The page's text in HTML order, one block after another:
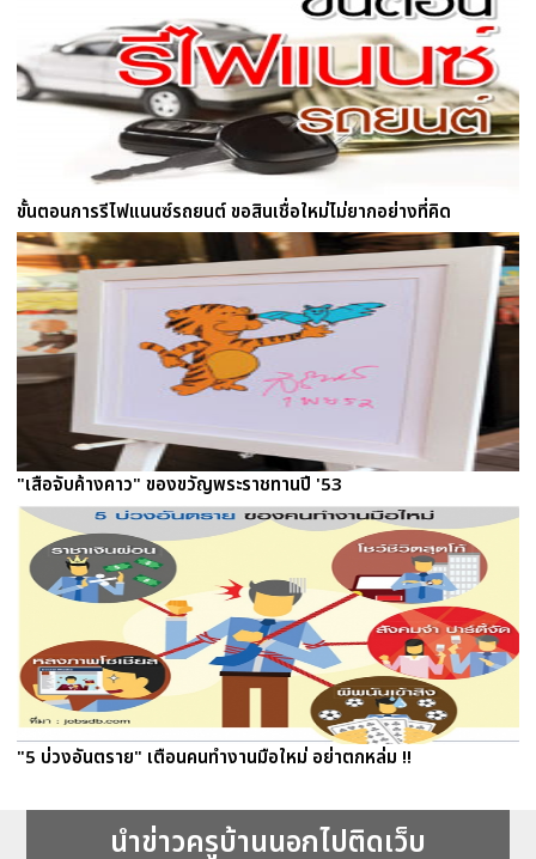
ขั้นตอนการรีไฟแนนซ์รถยนต์ ขอสินเชื่อใหม่ไม่ยากอย่างที่คิด
"เสือจับค้างคาว" ของขวัญพระราชทานปี '53
"5 บ่วงอันตราย" เตือนคนทำงานมือใหม่ อย่าตกหล่ม !!
นำข่าวครูบ้านนอกไปติดเว็บ